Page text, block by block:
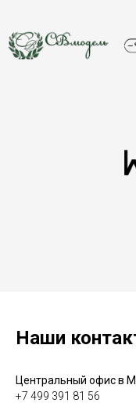
Наши
Центральный офис в
+7 499 391 81 56